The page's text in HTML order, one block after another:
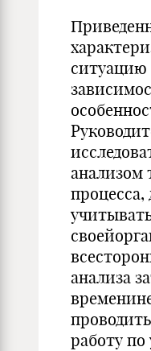
анализом
анализа
работу по